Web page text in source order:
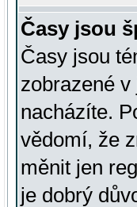
Časy jsou
Časy jsou
zobrazené
nacházíte.
vědomí, že
měnit jen
je dobrý